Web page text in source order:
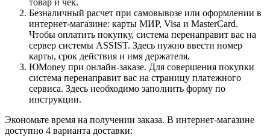
Безналичный расчет при самовывозе или оформлении в
интернет-магазине: карты МИР, Visa и MasterCard.
Чтобы оплатить покупку, система перенаправит вас на
сервер системы ASSIST. Здесь нужно ввести номер
карты, срок действия и имя держателя.
ЮMoney при онлайн-заказе. Для совершения покупки
система перенаправит вас на страницу платежного
сервиса. Здесь необходимо заполнить форму по
инструкции.
Экономьте время на получении заказа. В интернет-магазине
доступно 4 варианта доставки: